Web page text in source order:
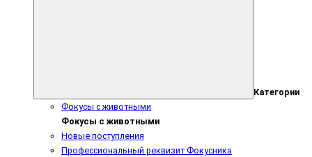
Категории
Фокусы с животными
Фокусы с животными
Новые поступления
Профессиональный реквизит Фокусника